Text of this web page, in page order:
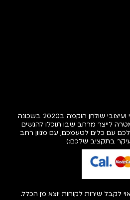
פעמיפו, חנות לכלי חד פעמי ועיצובי שולחן הוקמה ב2020 בשכונה
לייצר מרחב שבו תוכלו להגשים
עם כלים לטעמכם, עם מגוון רחב
בתקציב שלכם:)
לקבל שירות לקוחות יוצא מן הכלל.